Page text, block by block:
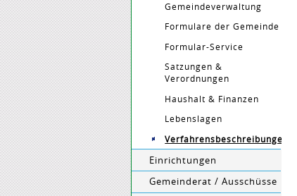
Gemeindeverwaltung
Formulare der Gemeinde
Formular-Service
Satzungen &
Verordnungen
Haushalt & Finanzen
Lebenslagen
Verfahrensbeschreibungen
Einrichtungen
Gemeinderat / Ausschüsse